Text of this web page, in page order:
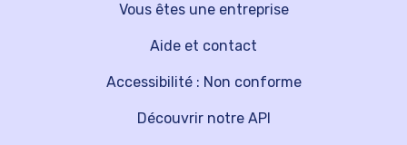
Vous êtes une entreprise
Découvrir notre API
Aide et contact
Accessibilité : Non conforme